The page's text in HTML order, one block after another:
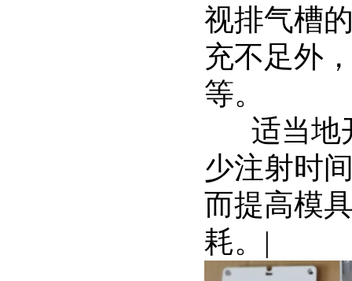
视排气槽
充不足外
等。
适当地
少注射时
而提高模
耗。|